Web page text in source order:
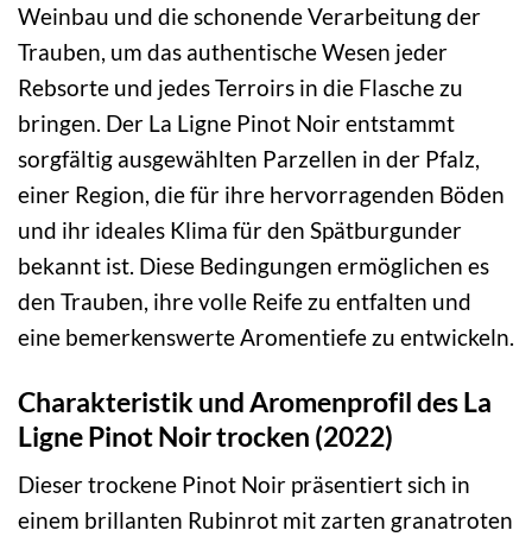
Weinbau und die schonende Verarbeitung der
Trauben, um das authentische Wesen jeder
Rebsorte und jedes Terroirs in die Flasche zu
bringen. Der La Ligne Pinot Noir entstammt
sorgfältig ausgewählten Parzellen in der Pfalz,
einer Region, die für ihre hervorragenden Böden
und ihr ideales Klima für den Spätburgunder
bekannt ist. Diese Bedingungen ermöglichen es
den Trauben, ihre volle Reife zu entfalten und
eine bemerkenswerte Aromentiefe zu entwickeln.
Charakteristik und Aromenprofil des La
Ligne Pinot Noir trocken (2022)
Dieser trockene Pinot Noir präsentiert sich in
einem brillanten Rubinrot mit zarten granatroten